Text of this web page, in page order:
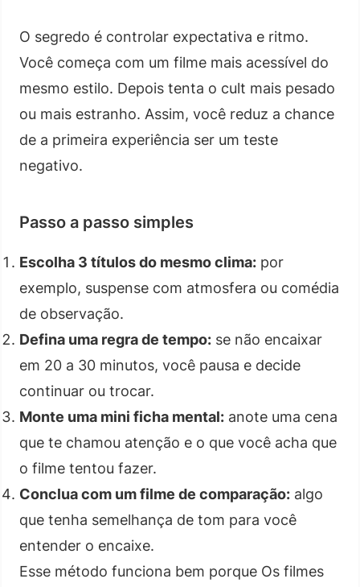
O segredo é controlar expectativa e ritmo.
Você começa com um filme mais acessível do
mesmo estilo. Depois tenta o cult mais pesado
ou mais estranho. Assim, você reduz a chance
de a primeira experiência ser um teste
negativo.
Passo a passo simples
Escolha 3 títulos do mesmo clima: por
exemplo, suspense com atmosfera ou comédia
de observação.
Defina uma regra de tempo: se não encaixar
em 20 a 30 minutos, você pausa e decide
continuar ou trocar.
Monte uma mini ficha mental: anote uma cena
que te chamou atenção e o que você acha que
o filme tentou fazer.
Conclua com um filme de comparação: algo
que tenha semelhança de tom para você
entender o encaixe.
Esse método funciona bem porque Os filmes